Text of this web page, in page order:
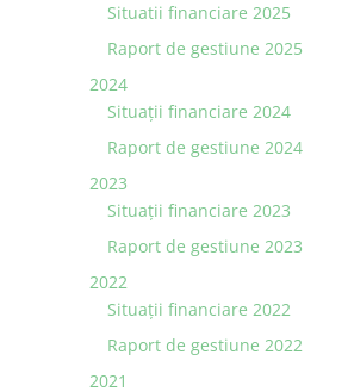
Situatii financiare 2025
Raport de gestiune 2025
2024
Situaţii financiare 2024
Raport de gestiune 2024
2023
Situaţii financiare 2023
Raport de gestiune 2023
2022
Situaţii financiare 2022
Raport de gestiune 2022
2021